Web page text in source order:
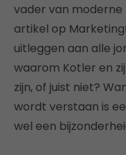
vader van moderne
artikel op
uitleggen aan alle
waarom Kotler en
zijn, of juist niet?
wordt verstaan is
wel een